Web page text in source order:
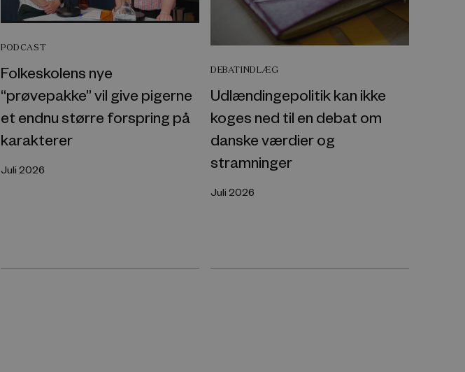
PODCAST
Folkeskolens nye
“prøvepakke” vil give pigerne
et endnu større forspring på
karakterer
Juli 2026
DEBATINDLÆG
Udlændingepolitik kan ikke
koges ned til en debat om
danske værdier og
stramninger
Juli 2026